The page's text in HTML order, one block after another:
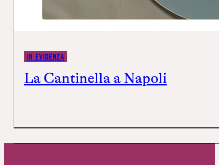
IN EVIDENZA
La Cantinella a Napoli